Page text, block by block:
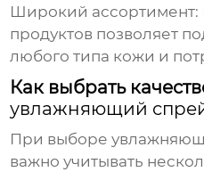
Широкий ассортимент:
продуктов позволяет
любого типа кожи и
Как выбрать
увлажняющий
При выборе
важно учитывать